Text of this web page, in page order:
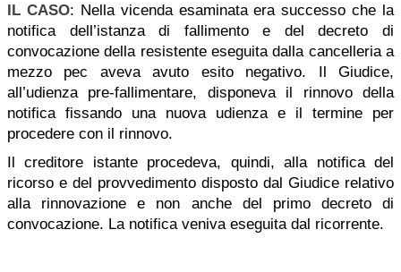
IL CASO: Nella vicenda esaminata era successo che la
notifica dell’istanza di fallimento e del decreto di
convocazione della resistente eseguita dalla cancelleria a
mezzo pec aveva avuto esito negativo. Il Giudice,
all’udienza pre-fallimentare, disponeva il rinnovo della
notifica fissando una nuova udienza e il termine per
procedere con il rinnovo.
Il creditore istante procedeva, quindi, alla notifica del
ricorso e del provvedimento disposto dal Giudice relativo
alla rinnovazione e non anche del primo decreto di
convocazione. La notifica veniva eseguita dal ricorrente.